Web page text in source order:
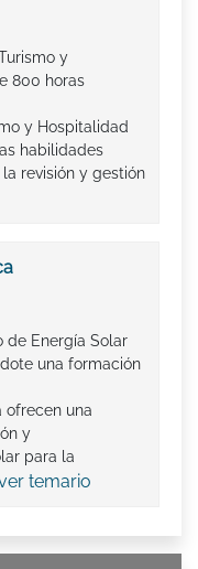
y
800 horas
y Hospitalidad
habilidades
revisión y gestión
de Energía Solar
una formación
ofrecen una
y
para la
temario